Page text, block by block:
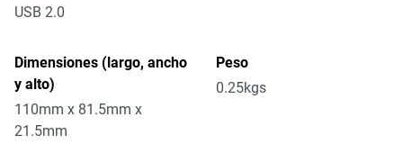
USB 2.0
Dimensiones (largo, ancho
y alto)
110mm x 81.5mm x
21.5mm
Peso
0.25kgs